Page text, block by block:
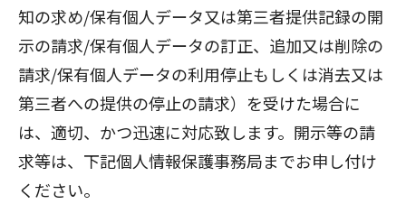
知の求め/保有個人データ又は第三者提供記録の開
示の請求/保有個人データの訂正、追加又は削除の
請求/保有個人データの利用停止もしくは消去又は
第三者への提供の停止の請求）を受けた場合に
は、適切、かつ迅速に対応致します。開示等の請
求等は、下記個人情報保護事務局までお申し付け
ください。